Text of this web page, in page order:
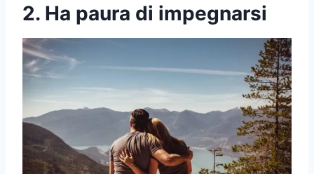
2. Ha paura di impegnarsi